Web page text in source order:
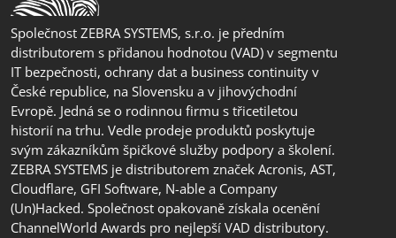
Společnost ZEBRA SYSTEMS, s.r.o. je předním
distributorem s přidanou hodnotou (VAD) v segmentu
IT bezpečnosti, ochrany dat a business continuity v
České republice, na Slovensku a v jihovýchodní
Evropě. Jedná se o rodinnou firmu s třicetiletou
historií na trhu. Vedle prodeje produktů poskytuje
svým zákazníkům špičkové služby podpory a školení.
ZEBRA SYSTEMS je distributorem značek Acronis, AST,
Cloudflare, GFI Software, N-able a Company
(Un)Hacked. Společnost opakovaně získala ocenění
ChannelWorld Awards pro nejlepší VAD distributory.